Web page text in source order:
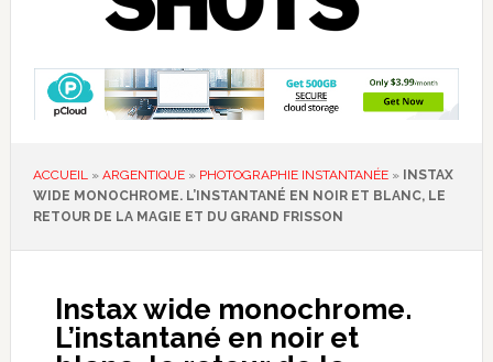
ACCUEIL » ARGENTIQUE» PHOTOGRAPHIE INSTANTANÉE» INSTAX
WIDE MONOCHROME. L’INSTANTANÉ EN NOIR ET BLANC, LE
RETOUR DE LA MAGIE ET DU GRAND FRISSON
Instax wide monochrome.
L’instantané en noir et